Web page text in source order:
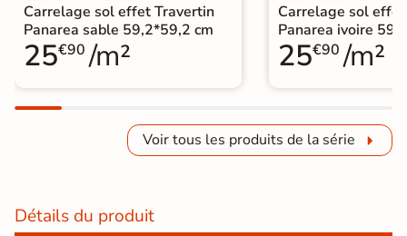
Carrelage sol effet Travertin
Panarea sable 59,2*59,2 cm
25€90 /m²
Carrelage sol
Panarea ivoire
25€90 /m²
Voir tous les produits de la série
Détails du produit